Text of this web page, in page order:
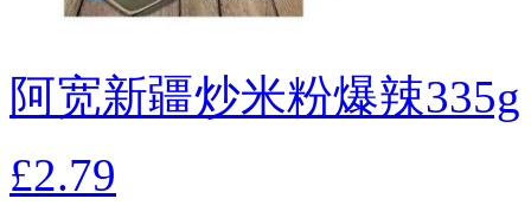
阿宽新疆炒米粉爆辣335g
£2.79